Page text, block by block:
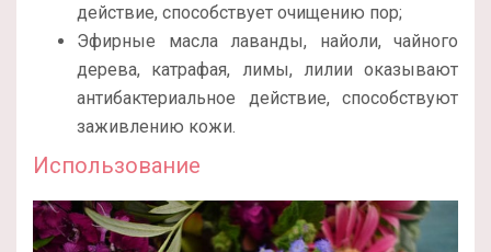
действие, способствует очищению пор;
Эфирные масла лаванды, найоли, чайного
дерева, катрафая, лимы, лилии оказывают
антибактериальное действие, способствуют
заживлению кожи.
Использование